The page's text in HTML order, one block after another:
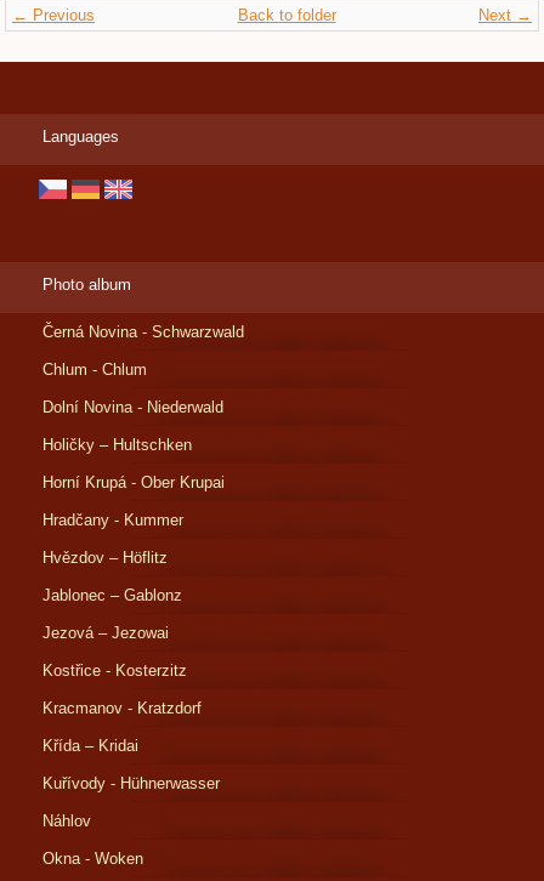
← Previous Next →
Back to folder
Languages
Photo album
Černá Novina - Schwarzwald
Chlum - Chlum
Dolní Novina - Niederwald
Holičky – Hultschken
Horní Krupá - Ober Krupai
Hradčany - Kummer
Hvězdov – Höflitz
Jablonec – Gablonz
Jezová – Jezowai
Kostřice - Kosterzitz
Kracmanov - Kratzdorf
Křída – Kridai
Kuřívody - Hühnerwasser
Náhlov
Okna - Woken